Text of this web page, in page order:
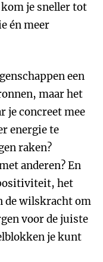
je sneller tot
én meer
een
maar het
je concreet mee
energie te
raken?
anderen? En
het
de wilskracht om
voor de juiste
je kunt